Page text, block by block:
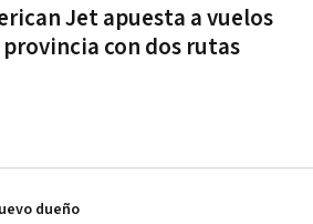
Jet apuesta a vuelos
con dos rutas
dueño